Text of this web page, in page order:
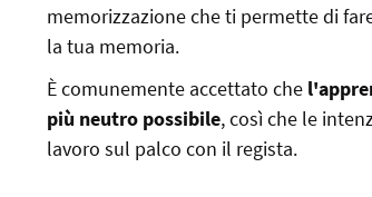
memorizzazione che ti permette di
la tua memoria.
È comunemente accettato che
più neutro possibile, così che le
lavoro sul palco con il regista.